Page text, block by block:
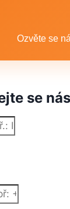
Ozvěte se
se